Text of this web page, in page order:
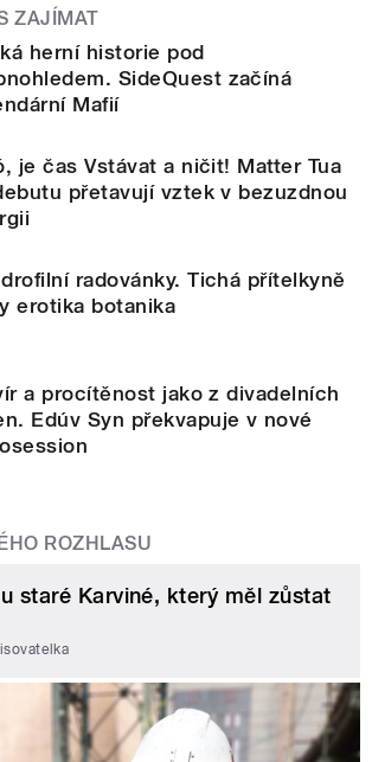
ZAJÍMAT
herní historie pod
SideQuest začíná
Mafií
je čas Vstávat a ničit! Matter Tua
přetavují vztek v bezuzdnou
radovánky. Tichá přítelkyně
erotika botanika
a procítěnost jako z divadelních
Edúv Syn překvapuje v nové
ROZHLASU
staré Karviné, který měl zůstat